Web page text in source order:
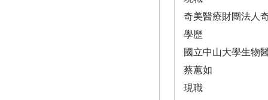
奇美醫療財團法人
學歷
國立中山大學生物
蔡蕙如
現職